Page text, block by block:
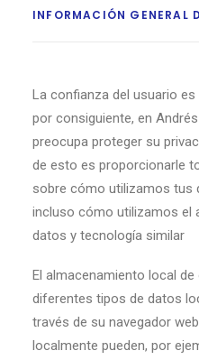
INFORMACIÓN GENERAL
La confianza del usuario
por consiguiente, en
preocupa proteger su
de esto es proporcionarle
sobre cómo utilizamos tus
incluso cómo utilizamos el
datos y tecnología similar
El almacenamiento local
diferentes tipos de datos
través de su navegador
localmente pueden, por